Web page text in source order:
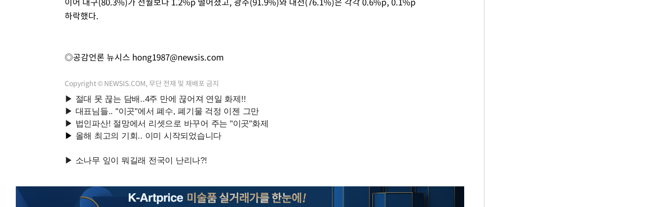
하락했다.
◎공감언론 뉴시스 hong1987@newsis.com
Copyright © NEWSIS.COM, 무단 전재 및 재배포 금지